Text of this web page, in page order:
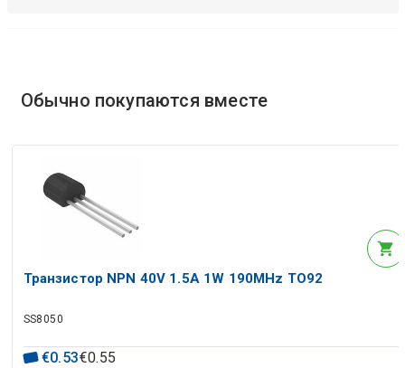
Обычно покупаются вместе
Транзистор NPN 40V 1.5A 1W 190MHz TO92
SS8050
€0.53€0.55